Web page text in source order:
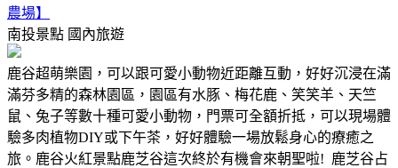
農場】
南投景點 國內旅遊
鹿谷超萌樂園，可以跟可愛小動物近距離互動，好好沉浸在滿
滿芬多精的森林園區，園區有水豚、梅花鹿、笑笑羊、天竺
鼠、兔子等數十種可愛小動物，門票可全額折抵，可以現場體
驗多肉植物DIY或下午茶，好好體驗一場放鬆身心的療癒之
旅。鹿谷火紅景點鹿芝谷這次終於有機會來朝聖啦! 鹿芝谷占